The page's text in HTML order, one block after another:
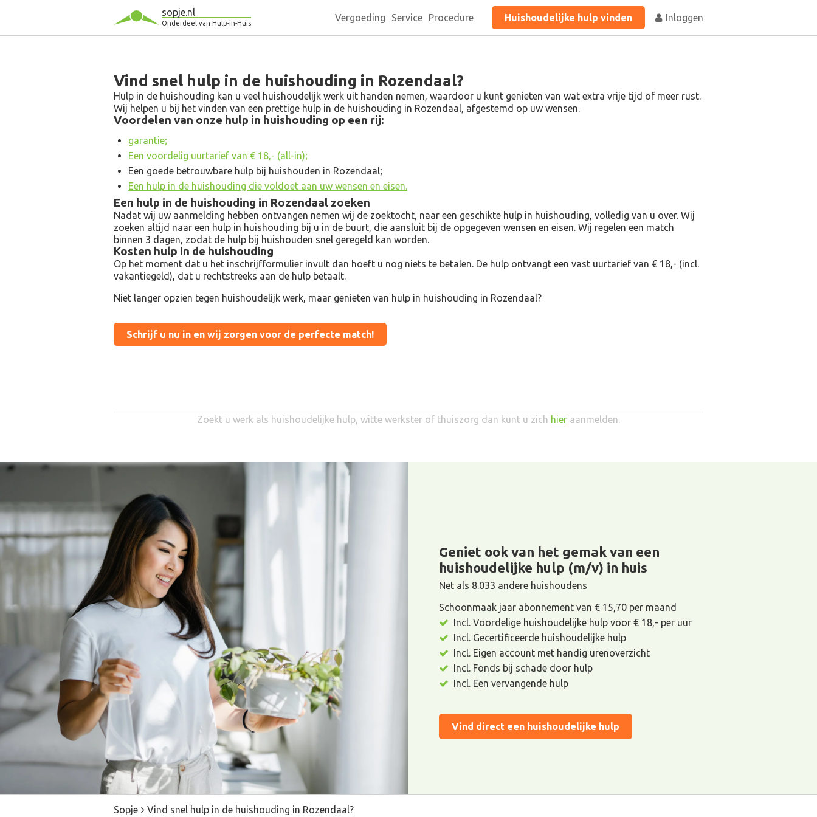
sopje.nl
Onderdeel van Hulp-in-Huis Vergoeding Service Procedure Huishoudelijke hulp vinden Inloggen
Vind snel hulp in de huishouding in Rozendaal?
Hulp in de huishouding kan u veel huishoudelijk werk uit handen nemen, waardoor u kunt genieten van wat extra vrije tijd of meer rust.
Wij helpen u bij het vinden van een prettige hulp in de huishouding in Rozendaal, afgestemd op uw wensen.
Voordelen van onze hulp in huishouding op een rij:
garantie;
Een voordelig uurtarief van € 18,- (all-in);
Een goede betrouwbare hulp bij huishouden in Rozendaal;
Een hulp in de huishouding die voldoet aan uw wensen en eisen.
Een hulp in de huishouding in Rozendaal zoeken
Nadat wij uw aanmelding hebben ontvangen nemen wij de zoektocht, naar een geschikte hulp in huishouding, volledig van u over. Wij
zoeken altijd naar een hulp in huishouding bij u in de buurt, die aansluit bij de opgegeven wensen en eisen. Wij regelen een match
binnen 3 dagen, zodat de hulp bij huishouden snel geregeld kan worden.
Kosten hulp in de huishouding
Op het moment dat u het inschrijfformulier invult dan hoeft u nog niets te betalen. De hulp ontvangt een vast uurtarief van € 18,- (incl.
vakantiegeld), dat u rechtstreeks aan de hulp betaalt.
Niet langer opzien tegen huishoudelijk werk, maar genieten van hulp in huishouding in Rozendaal?
Schrijf u nu in en wij zorgen voor de perfecte match!
Zoekt u werk als huishoudelijke hulp, witte werkster of thuiszorg dan kunt u zich hier aanmelden.
Geniet ook van het gemak van een
huishoudelijke hulp (m/v) in huis
Net als 8.033 andere huishoudens
Schoonmaak jaar abonnement van € 15,70 per maand
Incl. Voordelige huishoudelijke hulp voor € 18,- per uur
Incl. Gecertificeerde huishoudelijke hulp
Incl. Eigen account met handig urenoverzicht
Incl. Fonds bij schade door hulp
Incl. Een vervangende hulp
Vind direct een huishoudelijke hulp
Sopje Vind snel hulp in de huishouding in Rozendaal?